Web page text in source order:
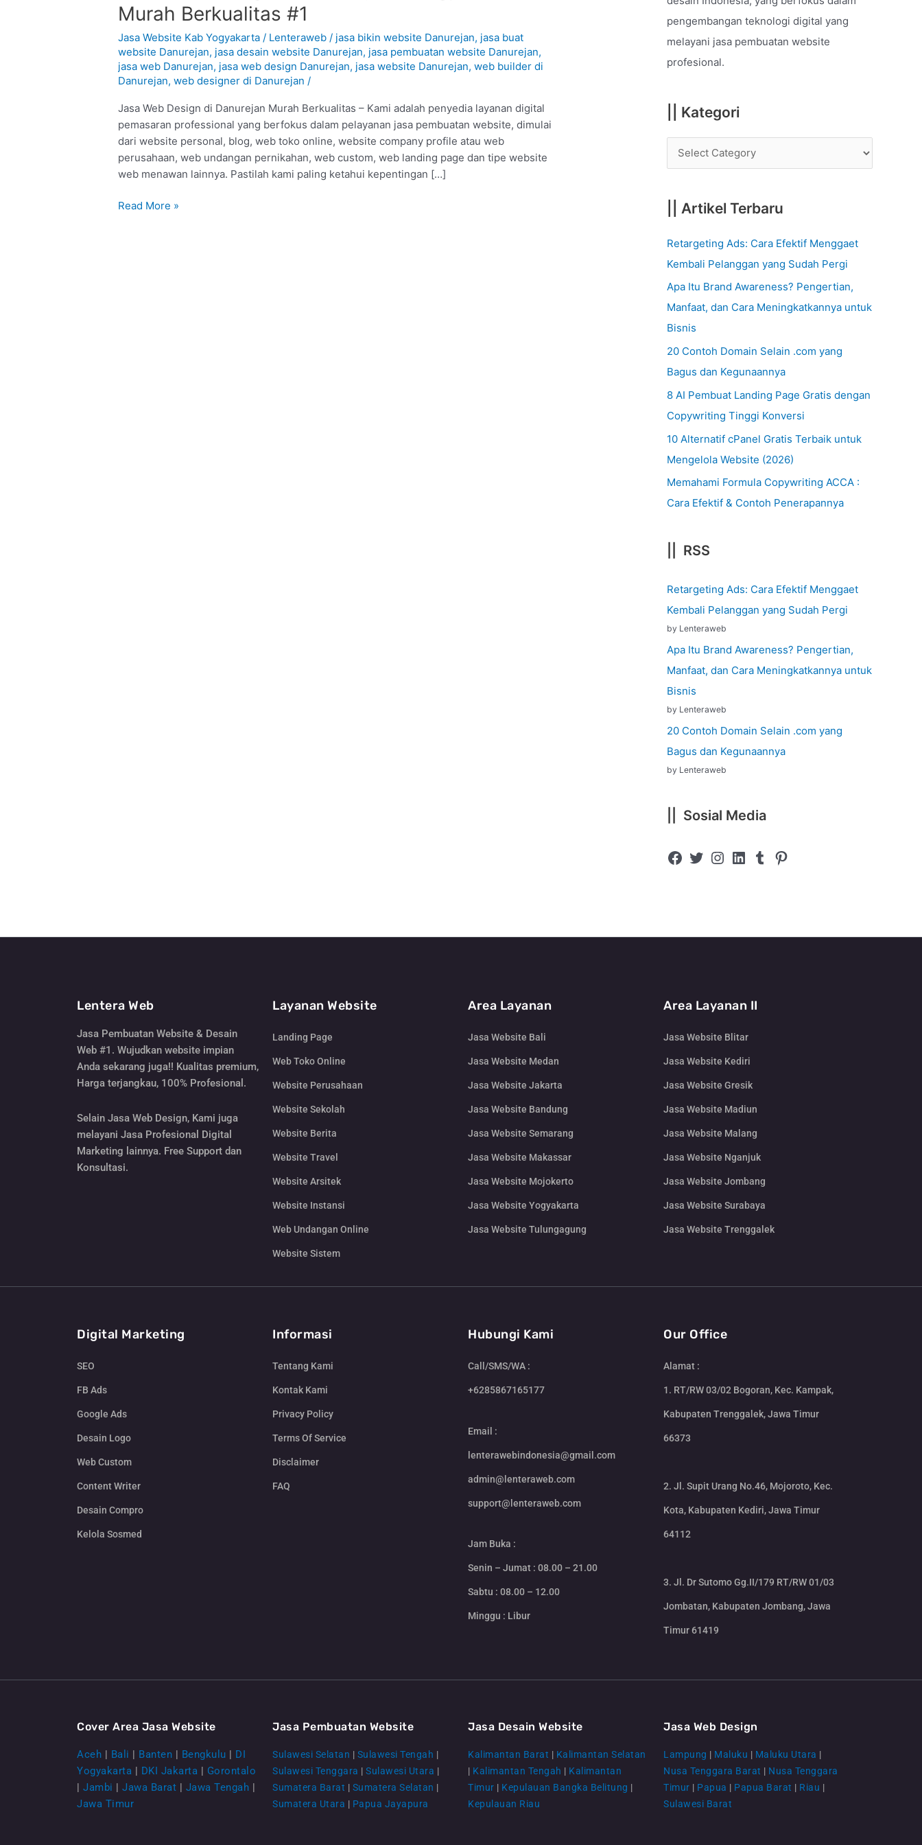
Murah Berkualitas #1
Jasa Website Kab Yogyakarta / Lenteraweb/ jasa bikin website Danurejan, jasa buat
website Danurejan, jasa desain website Danurejan, jasa pembuatan website Danurejan,
jasa web Danurejan, jasa web design Danurejan, jasa website Danurejan,web builder di
Danurejan,web designer di Danurejan /
Jasa Web Design di Danurejan Murah Berkualitas – Kami adalah penyedia layanan digital
pemasaran professional yang berfokus dalam pelayanan jasa pembuatan website, dimulai
dari website personal, blog, web toko online, website company profile atau web
perusahaan, web undangan pernikahan, web custom, web landing page dan tipe website
web menawan lainnya. Pastilah kami paling ketahui kepentingan […]
Design
di
Danurejan
–
Yogyakarta
Murah
Berkualitas
#1
Read More »
o
r
:
pengembangan teknologi digital yang
melayani jasa pembuatan website
profesional.
|| Kategori
|| Artikel Terbaru
Retargeting Ads: Cara Efektif Menggaet
Kembali Pelanggan yang Sudah Pergi
Apa Itu Brand Awareness? Pengertian,
Manfaat, dan Cara Meningkatkannya untuk
Bisnis
20 Contoh Domain Selain .com yang
Bagus dan Kegunaannya
8 AI Pembuat Landing Page Gratis dengan
Copywriting Tinggi Konversi
10 Alternatif cPanel Gratis Terbaik untuk
Mengelola Website (2026)
Memahami Formula Copywriting ACCA :
Cara Efektif & Contoh Penerapannya
|| RSS
Retargeting Ads: Cara Efektif Menggaet
Kembali Pelanggan yang Sudah Pergi
by Lenteraweb
Apa Itu Brand Awareness? Pengertian,
Manfaat, dan Cara Meningkatkannya untuk
Bisnis
by Lenteraweb
20 Contoh Domain Selain .com yang
Bagus dan Kegunaannya
by Lenteraweb
|| Sosial Media
Lentera Web
Jasa Pembuatan Website & Desain
Web #1. Wujudkan website impian
Anda sekarang juga!! Kualitas premium,
Harga terjangkau, 100% Profesional.
Selain Jasa Web Design, Kami juga
melayani Jasa Profesional Digital
Marketing lainnya. Free Support dan
Konsultasi.
Layanan Website
Landing Page
Web Toko Online
Website Perusahaan
Website Sekolah
Website Berita
Website Travel
Website Arsitek
Website Instansi
Web Undangan Online
Website Sistem
Area Layanan
Jasa Website Bali
Jasa Website Medan
Jasa Website Jakarta
Jasa Website Bandung
Jasa Website Semarang
Jasa Website Makassar
Jasa Website Mojokerto
Jasa Website Yogyakarta
Jasa Website Tulungagung
Area Layanan II
Jasa Website Blitar
Jasa Website Kediri
Jasa Website Gresik
Jasa Website Madiun
Jasa Website Malang
Jasa Website Nganjuk
Jasa Website Jombang
Jasa Website Surabaya
Jasa Website Trenggalek
Digital Marketing
SEO
FB Ads
Google Ads
Desain Logo
Web Custom
Content Writer
Desain Compro
Kelola Sosmed
Informasi
Tentang Kami
Kontak Kami
Privacy Policy
Terms Of Service
Disclaimer
FAQ
Hubungi Kami
Call/SMS/WA :
+6285867165177
Email :
lenterawebindonesia@gmail.com
admin@lenteraweb.com
support@lenteraweb.com
Jam Buka :
Senin – Jumat : 08.00 – 21.00
Sabtu : 08.00 – 12.00
Minggu : Libur
Our Office
Alamat :
1. RT/RW 03/02 Bogoran, Kec. Kampak,
Kabupaten Trenggalek, Jawa Timur
66373
2. Jl. Supit Urang No.46, Mojoroto, Kec.
Kota, Kabupaten Kediri, Jawa Timur
64112
3. Jl. Dr Sutomo Gg.II/179 RT/RW 01/03
Jombatan, Kabupaten Jombang, Jawa
Timur 61419
Cover Area Jasa Website
Aceh | Bali | Banten | Bengkulu | DI
Yogyakarta | DKI Jakarta | Gorontalo
| Jambi | Jawa Barat | Jawa Tengah |
Jawa Timur
Jasa Pembuatan Website
Sulawesi Selatan | Sulawesi Tengah |
Sulawesi Tenggara | Sulawesi Utara |
Sumatera Barat | Sumatera Selatan |
Sumatera Utara | Papua Jayapura
Jasa Desain Website
Kalimantan Barat | Kalimantan Selatan
| Kalimantan Tengah | Kalimantan
Timur | Kepulauan Bangka Belitung |
Kepulauan Riau
Jasa Web Design
Lampung | Maluku | Maluku Utara |
Nusa Tenggara Barat | Nusa Tenggara
Timur | Papua | Papua Barat | Riau |
Sulawesi Barat